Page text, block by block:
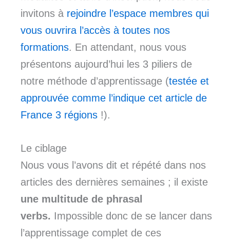
invitons à rejoindre l’espace membres qui
vous ouvrira l’accès à toutes nos
formations. En attendant, nous vous
présentons aujourd’hui les 3 piliers de
notre méthode d’apprentissage (testée et
approuvée comme l’indique cet article de
France 3 régions !).
Le ciblage
Nous vous l’avons dit et répété dans nos
articles des dernières semaines ; il existe
une multitude de phrasal
verbs. Impossible donc de se lancer dans
l’apprentissage complet de ces